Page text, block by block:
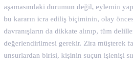
aşamasındaki durumun değil, eylemin
bu kararın icra ediliş biçiminin, olay
davranışların da dikkate alınıp, tüm
değerlendirilmesi gerekir. Zira müşterek
unsurlardan birisi, kişinin suçun işlenişi